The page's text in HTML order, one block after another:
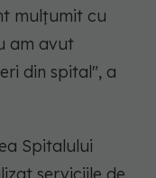
mulţumit cu
am avut
din spital", a
Spitalului